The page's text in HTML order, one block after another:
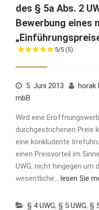
des § 5a Abs. 2
Bewerbung eines
5/5 (5)
5. Juni 2013
horak
mbB
Wird eine
durchgestrichenen Preis
eine konkludente
einen Preisvorteil im
UWG, nicht hingegen um
wesentliche… lesen Sie
§ 4 UWG, § 5 UWG, §